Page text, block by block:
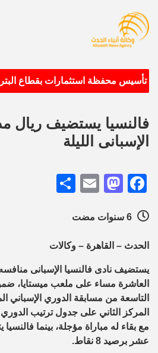
تأسيس محفظة استثمارات بقطاع
فالنسيا يستضيف ريال
الإسبانى الليلة
Facebook
Mastodon
Email
الحدث – القاهرة – وكالات
يستضيف نادى فالنسيا الإسبانى
العاشرة مساء على ملعب ميستايا،
التاسعة من مسابقة الدوري الإسباني
مع بقاء له مباراة مؤجلة، بينما
عشر برصيد 8 نقاط.